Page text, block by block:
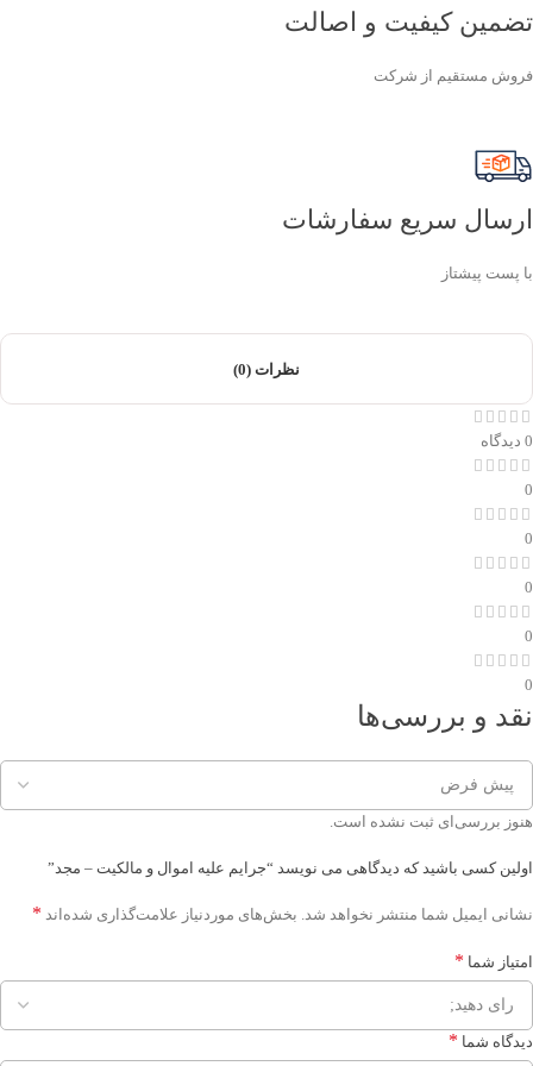
تضمین کیفیت و اصالت
فروش مستقیم از شرکت
ارسال سریع سفارشات
با پست پیشتاز
نظرات (0)
0 دیدگاه
0
0
0
0
0
نقد و بررسی‌ها
هنوز بررسی‌ای ثبت نشده است.
اولین کسی باشید که دیدگاهی می نویسد “جرایم علیه اموال و مالکیت – مجد”
نشانی ایمیل شما منتشر نخواهد شد. بخش‌های موردنیاز علامت‌گذاری شده‌اند *
امتیاز شما *
دیدگاه شما *